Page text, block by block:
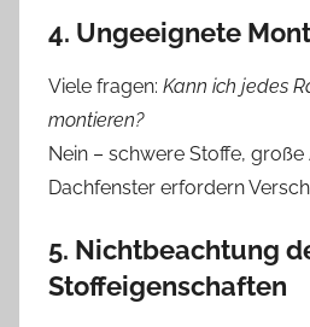
4. Ungeeignete
Viele fragen: Kann ich jedes
montieren?
Nein – schwere Stoffe,
Dachfenster erfordern
5. Nichtbeachtung
Stoffeigenschaften